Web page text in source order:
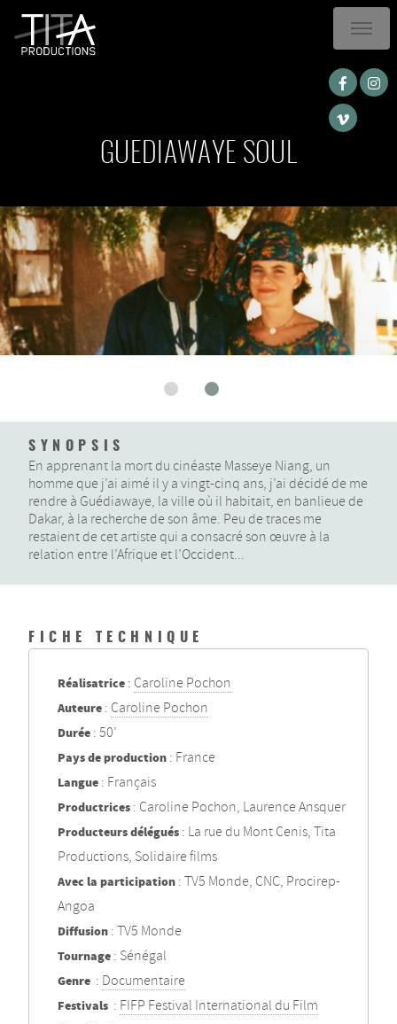
GUEDIAWAYE SOUL
SYNOPSIS
En apprenant la mort du cinéaste Masseye Niang, un
homme que j’ai aimé il y a vingt-cinq ans, j’ai décidé de me
rendre à Guédiawaye, la ville où il habitait, en banlieue de
Dakar, à la recherche de son âme. Peu de traces me
restaient de cet artiste qui a consacré son œuvre à la
relation entre l’Afrique et l’Occident...
FICHE TECHNIQUE
Réalisatrice : Caroline Pochon
Auteure : Caroline Pochon
Durée : 50’
Pays de production : France
Langue : Français
Productrices : Caroline Pochon, Laurence Ansquer
Producteurs délégués : La rue du Mont Cenis, Tita
Productions, Solidaire films
Avec la participation : TV5 Monde, CNC, Procirep-
Angoa
Diffusion : TV5 Monde
Tournage : Sénégal
Genre : Documentaire
Festivals : FIFP Festival International du Film